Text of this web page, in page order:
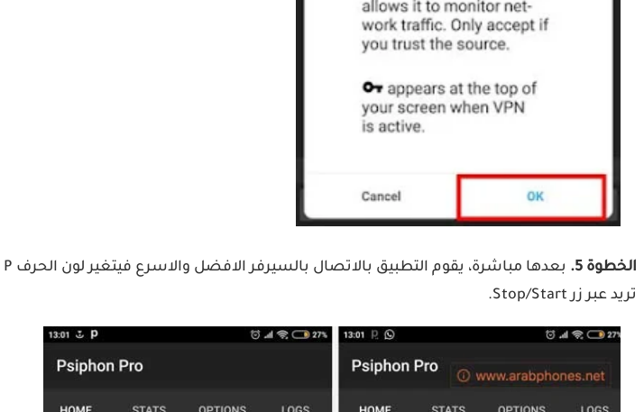
الخطوة 5.
تريد عبر زر Stop/Start.